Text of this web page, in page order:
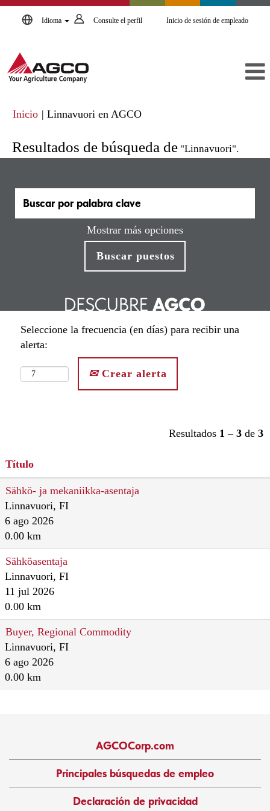
Idioma Consulte el perfil Inicio de sesión de empleado
Inicio | Linnavuori en AGCO(página
Resultados de búsqueda de "Linnavuori".
Mostrar más opciones
Seleccione la frecuencia (en días) para recibir una
alerta:
Crear alerta
Resultados 1 – 3 de 3
Título
Sähkö- ja mekaniikka-asentaja
Linnavuori, FI
6 ago 2026
0.00 km
Sähköasentaja
Linnavuori, FI
11 jul 2026
0.00 km
Buyer, Regional Commodity
Linnavuori, FI
6 ago 2026
0.00 km
AGCOCorp.com
Principales búsquedas de empleo
Declaración de privacidad